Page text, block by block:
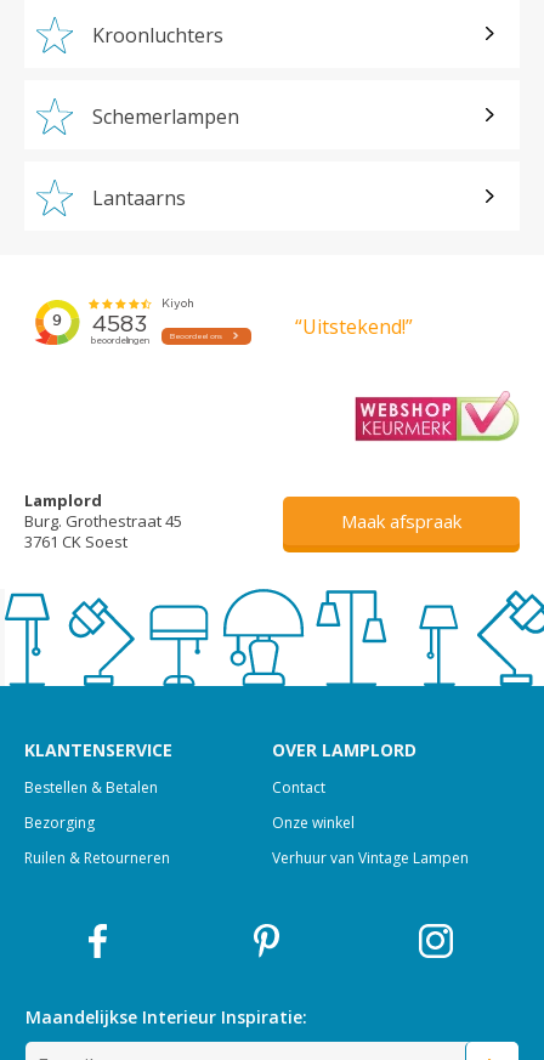
Kroonluchters
Schemerlampen
Lantaarns
“Uitstekend!”
Lamplord
Burg. Grothestraat 45
3761 CK Soest
Maak afspraak
KLANTENSERVICE
Bestellen & Betalen
Bezorging
Ruilen & Retourneren
OVER LAMPLORD
Contact
Onze winkel
Verhuur van Vintage Lampen
Maandelijkse Interieur Inspiratie: